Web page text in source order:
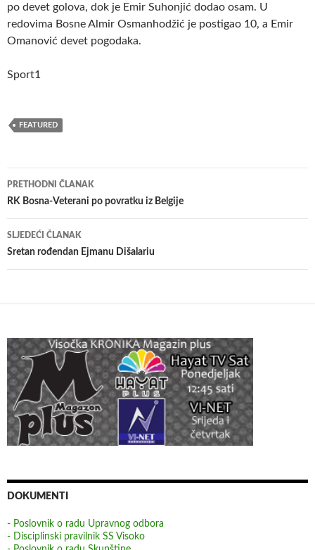
po devet golova, dok je Emir Suhonjić dodao osam. U
redovima Bosne Almir Osmanhodžić je postigao 10, a Emir
Omanović devet pogodaka.
Sport1
FEATURED
Navigacija
članaka
PRETHODNI ČLANAK
RK Bosna-Veterani po povratku iz Belgije
SLJEDEĆI ČLANAK
Sretan rođendan Ejmanu Dišalariu
DOKUMENTI
- Poslovnik o radu Upravnog odbora
- Disciplinski pravilnik SS Visoko